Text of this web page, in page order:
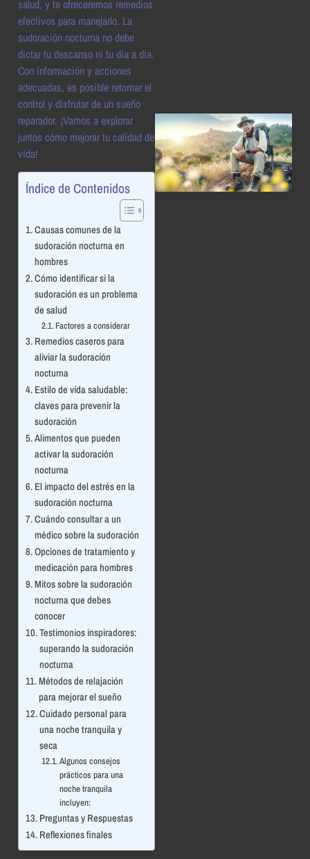
salud, y te ofreceremos remedios
efectivos para manejarlo. La
sudoración nocturna no debe
dictar tu descanso ni tu día a día.
Con información y acciones
adecuadas, es posible retomar el
control y disfrutar de un sueño
reparador. ¡Vamos a explorar
juntos cómo mejorar tu calidad de
vida!
Índice de Contenidos
Causas comunes de la
sudoración nocturna en
hombres
Cómo identificar si la
sudoración es un problema
de salud
Factores a considerar
Remedios caseros para
aliviar la sudoración
nocturna
Estilo de vida saludable:
claves para prevenir la
sudoración
Alimentos que pueden
activar la sudoración
nocturna
El impacto del estrés en la
sudoración nocturna
Cuándo consultar a un
médico sobre la sudoración
Opciones de tratamiento y
medicación para hombres
Mitos sobre la sudoración
nocturna que debes
conocer
Testimonios inspiradores:
superando la sudoración
nocturna
Métodos de relajación
para mejorar el sueño
Cuidado personal para
una noche tranquila y
seca
Algunos consejos
prácticos para una
noche tranquila
incluyen:
Preguntas y Respuestas
Reflexiones finales